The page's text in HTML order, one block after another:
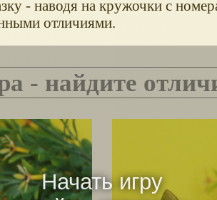
- наводя на кружочки с
отличиями.
- найдите
Начать игру